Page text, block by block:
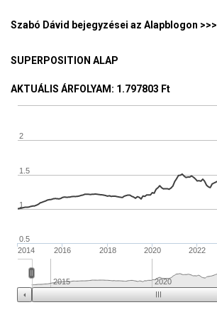
Szabó Dávid bejegyzései az Alapblogon >>>
SUPERPOSITION ALAP
AKTUÁLIS ÁRFOLYAM : 1.797803 Ft
2016 2018 2020 2022
2014
2015 2020
1
1.5
2
0.5